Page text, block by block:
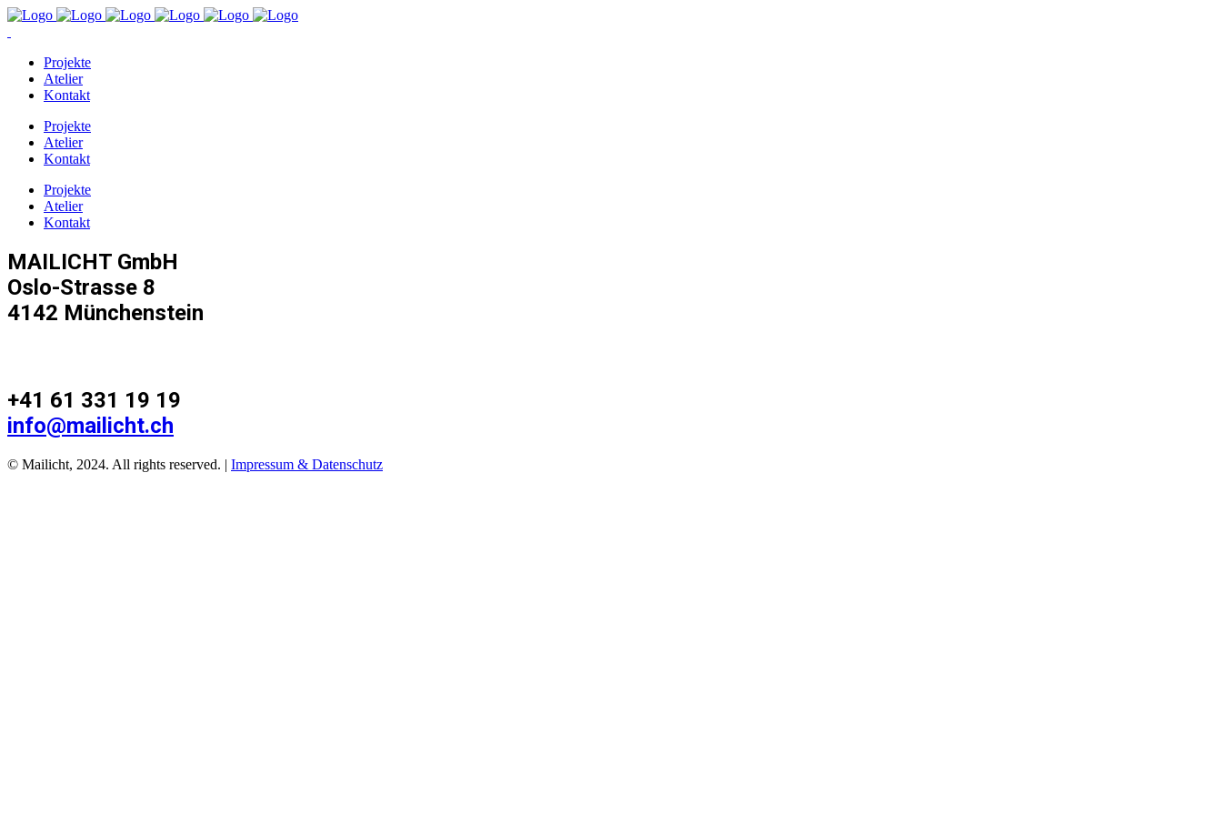
Projekte
Atelier
Kontakt
Projekte
Atelier
Kontakt
Projekte
Atelier
Kontakt
MAILICHT GmbH
Oslo-Strasse 8
4142 Münchenstein
+41 61 331 19 19
info@mailicht.ch
© Mailicht, 2024. All rights reserved. | Impressum & Datenschutz